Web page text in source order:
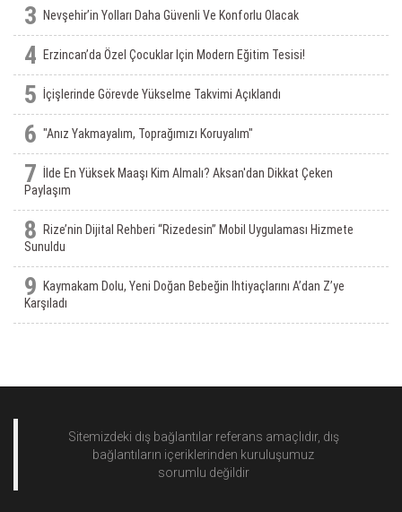
3 Nevşehir’in Yolları Daha Güvenli Ve Konforlu Olacak
4 Erzincan’da Özel Çocuklar Için Modern Eğitim Tesisi!
5 İçişlerinde Görevde Yükselme Takvimi Açıklandı
6 "Anız Yakmayalım, Toprağımızı Koruyalım"
7
İlde En Yüksek Maaşı Kim Almalı? Aksan'dan Dikkat Çeken
Paylaşım
8
Rize’nin Dijital Rehberi “Rizedesin” Mobil Uygulaması Hizmete
Sunuldu
9
Kaymakam Dolu, Yeni Doğan Bebeğin Ihtiyaçlarını A’dan Z’ye
Karşıladı
Sitemizdeki dış bağlantılar referans amaçlıdır, dış
bağlantıların içeriklerinden kuruluşumuz
sorumlu değildir